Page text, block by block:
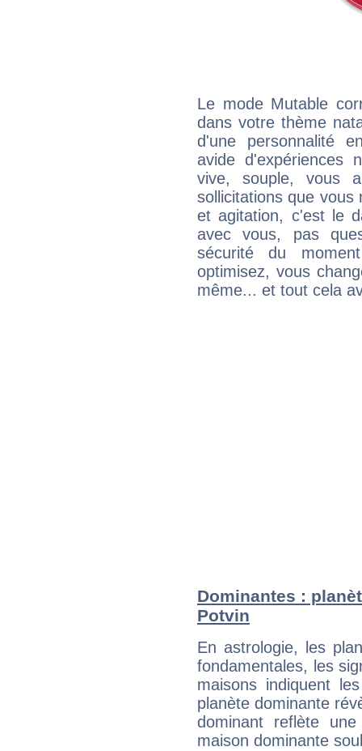
Le mode Mutable
dans votre thème
d'une personnalité
avide d'expériences
vive, souple, vous
sollicitations que vous
et agitation, c'est le
avec vous, pas
sécurité du
optimisez, vous
même... et tout cela
Dominantes :
Potvin
En astrologie, les
fondamentales, les
maisons indiquent
planète dominante
dominant reflète
maison dominante